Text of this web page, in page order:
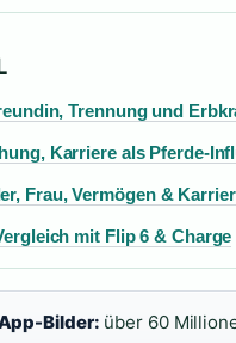
Trennung und
Karriere als Pferde-
Frau, Vermögen &
mit Flip 6 & Charge
Bilder: über 60